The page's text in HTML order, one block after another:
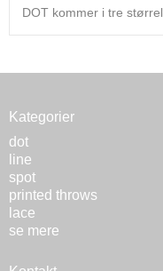
DOT kommer i tre
Kategorier
dot
line
spot
printed throws
lace
se mere